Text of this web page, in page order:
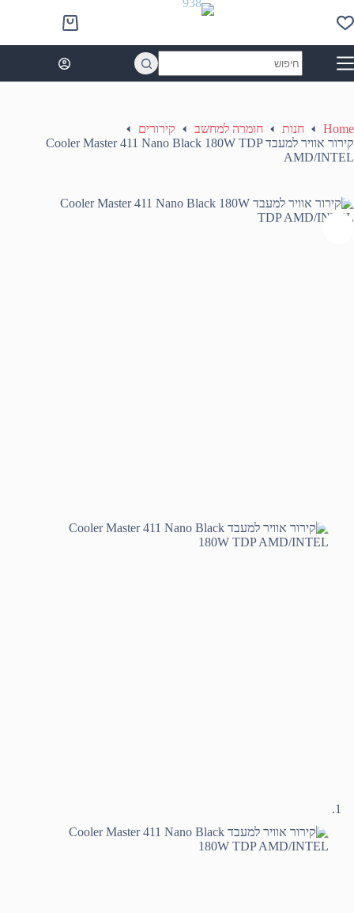
to
content
Shopping
cart
results
Home חנות חומרה למחשב
קירורים
קירור אוויר למעבד Cooler Master 411 Nano Black 180W TDP
AMD/INTEL